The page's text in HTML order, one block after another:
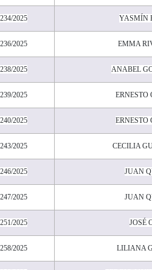
2025 YASMÍN
2025 EMMA
2025 ANABEL
2025
2025
2025 CECILIA
2025 JUAN
2025 JUAN
2025 JOSÉ
2025 LILIANA